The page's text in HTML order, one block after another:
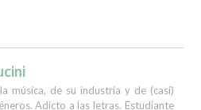
música, de su industria y de (casi)
Adicto a las letras. Estudiante